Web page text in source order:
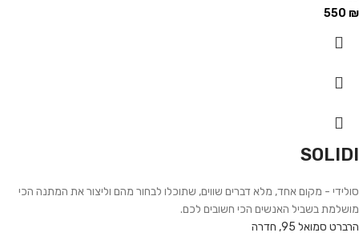
550 ₪
SOLIDI
סולידי - מקום אחד, מלא דברים שווים, שתוכלו לבחור מהם וליצור את המתנה הכי
מושלמת בשביל האנשים הכי חשובים לכם.
הרברט סמואל 95, חדרה